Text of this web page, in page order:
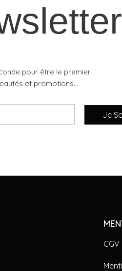
pour être le premier
et promotions...
Je
CGV